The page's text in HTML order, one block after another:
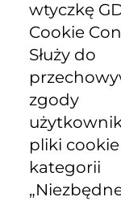
wtyczkę
Cookie
Służy do
zgody
pliki
kategorii